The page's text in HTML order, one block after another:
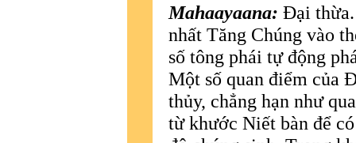
Mahaayaana: Ðại thừa.
nhất Tăng Chúng vào
số tông phái tự động
Một số quan điểm của
thủy, chẳng hạn như
từ khước Niết bàn để